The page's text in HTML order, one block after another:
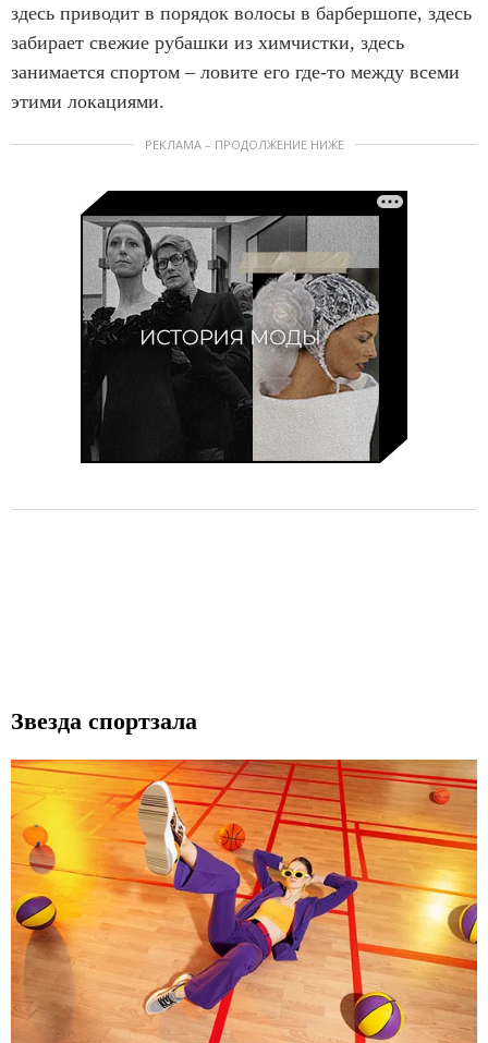
здесь приводит в порядок волосы в барбершопе, здесь
забирает свежие рубашки из химчистки, здесь
занимается спортом – ловите его где-то между всеми
этими локациями.
РЕКЛАМА – ПРОДОЛЖЕНИЕ НИЖЕ
Звезда спортзала